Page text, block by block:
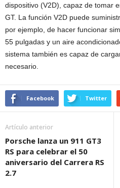
dispositivo (V2D), capaz de tomar
GT. La función V2D puede
por ejemplo, de hacer funcionar
55 pulgadas y un aire
sistema también es capaz de
necesario.
Facebook Twitter
Artículo anterior
Porsche lanza un 911 GT3
RS para celebrar el 50
aniversario del Carrera RS
2.7